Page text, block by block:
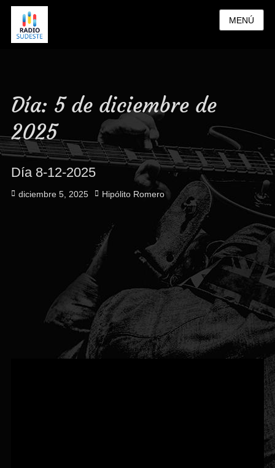
MENÚ
Día: 5 de diciembre de
2025
Día 8-12-2025
Publicado
diciembre 5, 2025 Autor
Hipólito Romero